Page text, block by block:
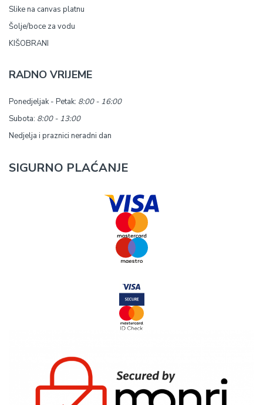
Slike na canvas platnu
Šolje/boce za vodu
KIŠOBRANI
RADNO VRIJEME
Ponedjeljak - Petak: 8:00 - 16:00
Subota: 8:00 - 13:00
Nedjelja i praznici neradni dan
SIGURNO PLAĆANJE